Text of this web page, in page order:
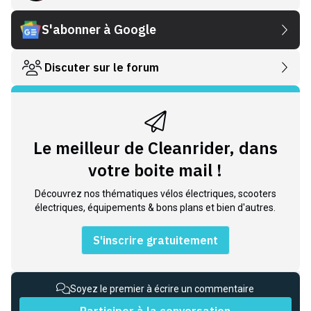
S'abonner à Google
Discuter sur le forum
Le meilleur de Cleanrider, dans
votre boite mail !
Découvrez nos thématiques vélos électriques, scooters
électriques, équipements & bons plans et bien d'autres.
S'inscrire gratuitement
Soyez le premier à écrire un commentaire